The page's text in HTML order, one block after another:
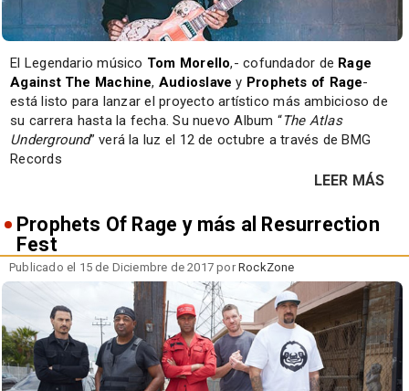
El Legendario músico Tom Morello,- cofundador de Rage
Against The Machine, Audioslave y Prophets of Rage-
está listo para lanzar el proyecto artístico más ambicioso de
su carrera hasta la fecha. Su nuevo Album “The Atlas
Underground” verá la luz el 12 de octubre a través de BMG
Records
LEER MÁS
Prophets Of Rage y más al Resurrection
Fest
Publicado el 15 de Diciembre de 2017 porRockZone